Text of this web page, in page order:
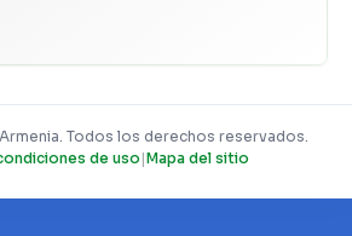
Todos los derechos reservados.
de uso |Mapa del sitio